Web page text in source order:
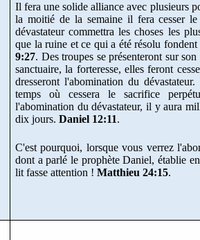
Il fera une solide alliance avec plusieurs
la moitié de la semaine il fera cesser
dévastateur commettra les choses les
que la ruine et ce qui a été résolu
9:27. Des troupes se présenteront sur
sanctuaire, la forteresse, elles feront
dresseront l'abomination du dévastateur.
temps où cessera le sacrifice
l'abomination du dévastateur, il y aura
dix jours. Daniel 12:11.
C'est pourquoi, lorsque vous verrez
dont a parlé le prophète Daniel, établie
lit fasse attention ! Matthieu 24:15.